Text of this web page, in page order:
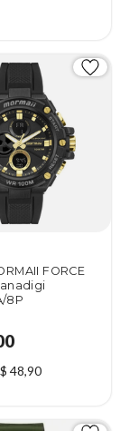
FORCE
8P
48,90